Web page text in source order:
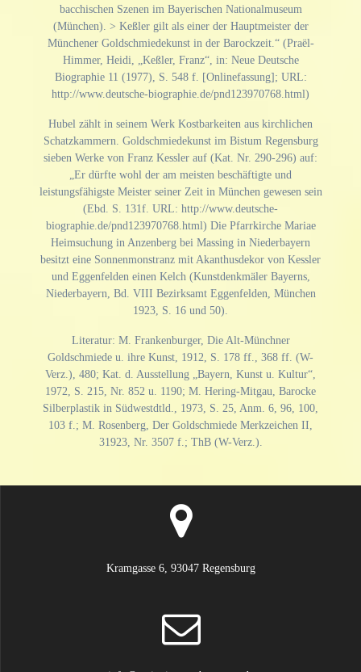
bacchischen Szenen im Bayerischen Nationalmuseum
(München). > Keßler gilt als einer der Hauptmeister der
Münchener Goldschmiedekunst in der Barockzeit.“ (Praël-
Himmer, Heidi, „Keßler, Franz“, in: Neue Deutsche
Biographie 11 (1977), S. 548 f. [Onlinefassung]; URL:
http://www.deutsche-biographie.de/pnd123970768.html)
Hubel zählt in seinem Werk Kostbarkeiten aus kirchlichen
Schatzkammern. Goldschmiedekunst im Bistum Regensburg
sieben Werke von Franz Kessler auf (Kat. Nr. 290-296) auf:
„Er dürfte wohl der am meisten beschäftigte und
leistungsfähigste Meister seiner Zeit in München gewesen sein
(Ebd. S. 131f. URL: http://www.deutsche-
biographie.de/pnd123970768.html) Die Pfarrkirche Mariae
Heimsuchung in Anzenberg bei Massing in Niederbayern
besitzt eine Sonnenmonstranz mit Akanthusdekor von Kessler
und Eggenfelden einen Kelch (Kunstdenkmäler Bayerns,
Niederbayern, Bd. VIII Bezirksamt Eggenfelden, München
1923, S. 16 und 50).
Literatur: M. Frankenburger, Die Alt-Münchner
Goldschmiede u. ihre Kunst, 1912, S. 178 ff., 368 ff. (W-
Verz.), 480; Kat. d. Ausstellung „Bayern, Kunst u. Kultur“,
1972, S. 215, Nr. 852 u. 1190; M. Hering-Mitgau, Barocke
Silberplastik in Südwestdtld., 1973, S. 25, Anm. 6, 96, 100,
103 f.; M. Rosenberg, Der Goldschmiede Merkzeichen II,
31923, Nr. 3507 f.; ThB (W-Verz.).
Kramgasse 6, 93047 Regensburg